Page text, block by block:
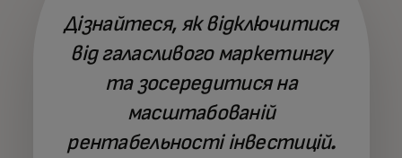
Дізнайтеся, як відключитися
від галасливого маркетингу
та зосередитися на
масштабованій
рентабельності інвестицій.